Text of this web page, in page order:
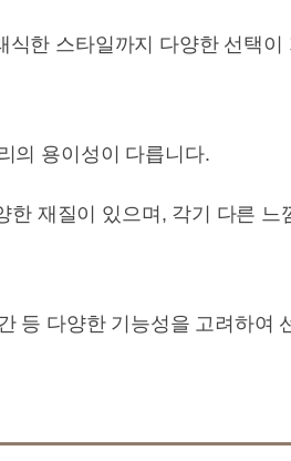
식한 스타일까지 다양한 선택이
의 용이성이 다릅니다.
한 재질이 있으며, 각기 다른 느
등 다양한 기능성을 고려하여